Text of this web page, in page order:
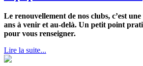
Le renouvellement de nos clubs, c’est
ans à venir et au-delà. Un petit point
pour vous renseigner.
Lire la suite...